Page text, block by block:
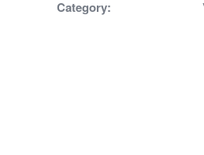
Category: